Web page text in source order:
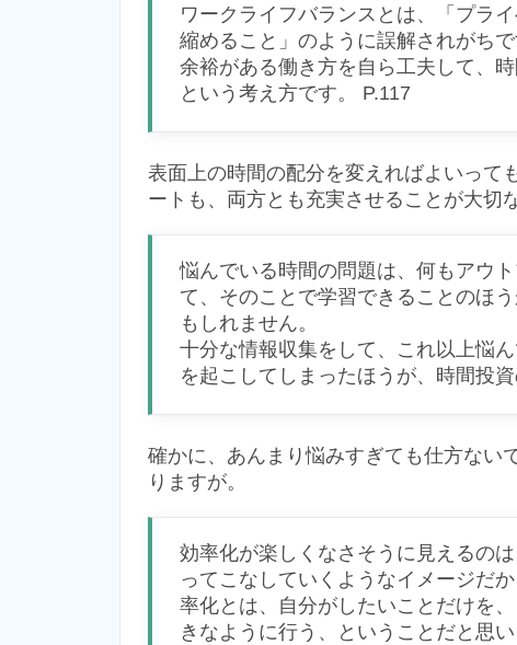
ワークライフバランスとは、「プラ
縮めること」のように誤解されがち
余裕がある働き方を自ら工夫して、
という考え方です。 P.117
表面上の時間の配分を変えればよいって
ートも、両方とも充実させることが大切
悩んでいる時間の問題は、何もアウ
て、そのことで学習できることのほ
もしれません。
十分な情報収集をして、これ以上悩
を起こしてしまったほうが、時間投
確かに、あんまり悩みすぎても仕方ない
りますが。
効率化が楽しくなさそうに見えるの
ってこなしていくようなイメージだ
率化とは、自分がしたいことだけを
きなように行う、ということだと思